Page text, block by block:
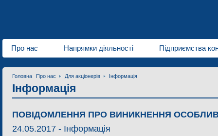
Про нас Напрямки діяльності Підприємства
Головна Про нас Для акціонерів Інформація
Інформація
ПОВІДОМЛЕННЯ ПРО ВИНИКНЕННЯ
24.05.2017 - Інформація